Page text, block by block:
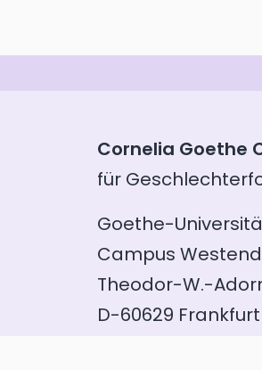
Cornelia Goethe
für
Goethe-
Campus Westend
Theodor-W.-
D-60629